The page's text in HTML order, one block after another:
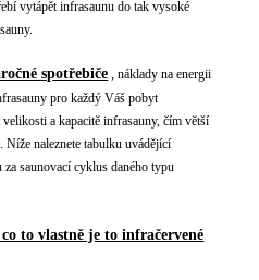
vytápět infrasaunu do tak vysoké
spotřebiče , náklady na energii
pro každý Váš pobyt
a kapacitě infrasauny, čím větší
naleznete tabulku uvádějící
saunovací cyklus daného typu
to vlastně je to infračervené